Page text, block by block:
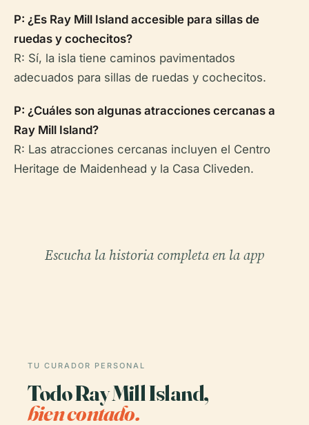
P: ¿Es Ray Mill Island accesible para sillas de
ruedas y cochecitos?
R: Sí, la isla tiene caminos pavimentados
adecuados para sillas de ruedas y cochecitos.
P: ¿Cuáles son algunas atracciones cercanas a
Ray Mill Island?
R: Las atracciones cercanas incluyen el Centro
Heritage de Maidenhead y la Casa Cliveden.
Escucha la historia completa en la app
TU CURADOR PERSONAL
Todo Ray Mill Island,
bien contado.